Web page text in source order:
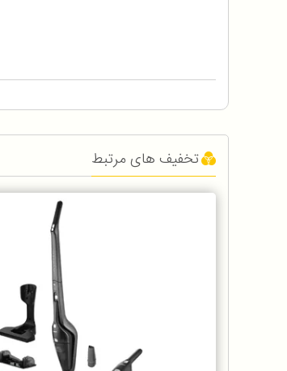
تخفیف های مرتبط